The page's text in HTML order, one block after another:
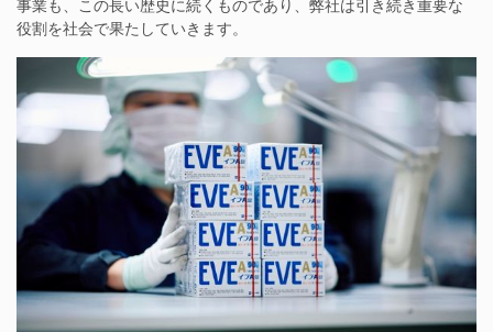
事業も、この長い歴史に続くものであり、弊社は引き続き重要な
役割を社会で果たしていきます。